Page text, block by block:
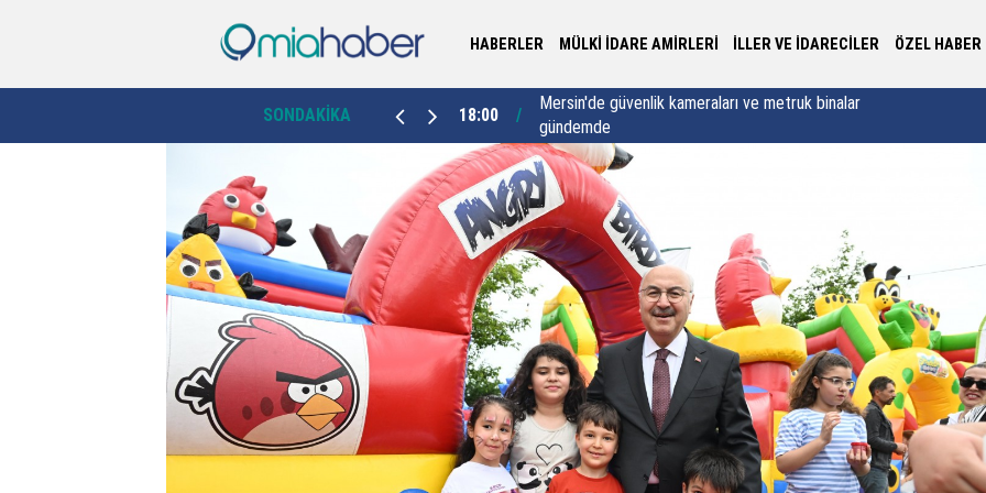
HABERLER MÜLKİ İDARE AMİRLERİ İLLER VE İDARECİLER ÖZEL HABER
SONDAKİKA
Mersin'de güvenlik kameraları ve metruk binalar
17:00 Ordu’da 8 ayda 106 patpat kazası meydana geldi